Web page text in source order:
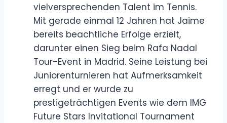
vielversprechenden Talent im Tennis.
Mit gerade einmal 12 Jahren hat Jaime
bereits beachtliche Erfolge erzielt,
darunter einen Sieg beim Rafa Nadal
Tour-Event in Madrid. Seine Leistung bei
Juniorenturnieren hat Aufmerksamkeit
erregt und er wurde zu
prestigeträchtigen Events wie dem IMG
Future Stars Invitational Tournament